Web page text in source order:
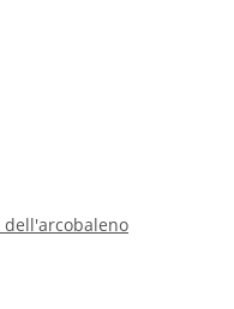
dell'arcobaleno